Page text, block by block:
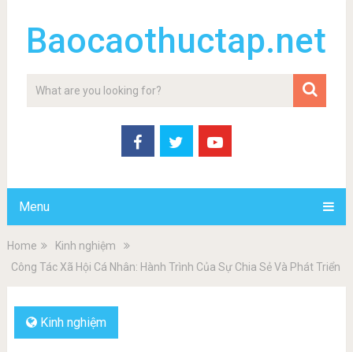
Baocaothuctap.net
Menu
Home
Kinh nghiệm
Công Tác Xã Hội Cá Nhân: Hành Trình Của Sự Chia Sẻ Và Phát Triển
Kinh nghiệm